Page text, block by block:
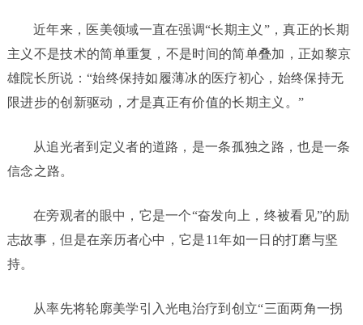
近年来，医美领域一直在强调“长期主义”，真正的长期
主义不是技术的简单重复，不是时间的简单叠加，正如黎京
雄院长所说：“始终保持如履薄冰的医疗初心，始终保持无
限进步的创新驱动，才是真正有价值的长期主义。”
从追光者到定义者的道路，是一条孤独之路，也是一条
信念之路。
在旁观者的眼中，它是一个“奋发向上，终被看见”的励
志故事，但是在亲历者心中，它是11年如一日的打磨与坚
持。
从率先将轮廓美学引入光电治疗到创立“三面两角一拐